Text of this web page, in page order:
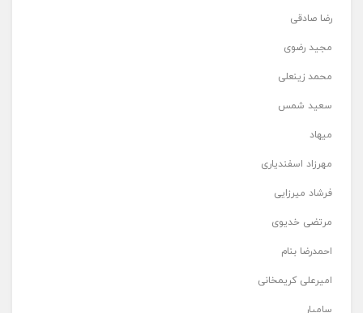
رضا صادقی
مجید رضوی
محمد زینعلی
سعید شمس
میهاد
مهرزاد اسفندیاری
فرشاد میرزایی
مرتضی خدیوی
احمدرضا بنام
امیرعلی کریمخانی
سامیار